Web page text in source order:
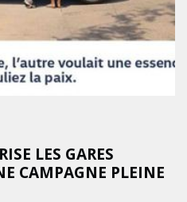
LES GARES
CAMPAGNE PLEINE